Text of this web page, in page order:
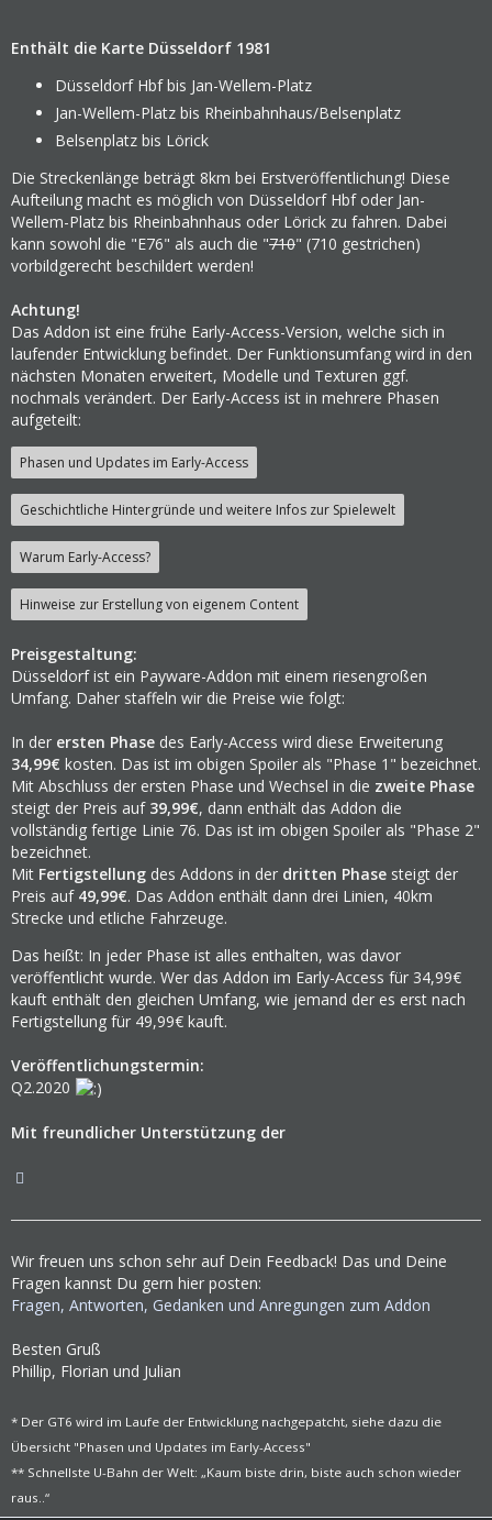
Enthält die Karte Düsseldorf 1981
Düsseldorf Hbf bis Jan-Wellem-Platz
Jan-Wellem-Platz bis Rheinbahnhaus/Belsenplatz
Belsenplatz bis Lörick
Die Streckenlänge beträgt 8km bei Erstveröffentlichung! Diese
Aufteilung macht es möglich von Düsseldorf Hbf oder Jan-
Wellem-Platz bis Rheinbahnhaus oder Lörick zu fahren. Dabei
kann sowohl die "E76" als auch die "710" (710 gestrichen)
vorbildgerecht beschildert werden!
Achtung!
Das Addon ist eine frühe Early-Access-Version, welche sich in
laufender Entwicklung befindet. Der Funktionsumfang wird in den
nächsten Monaten erweitert, Modelle und Texturen ggf.
nochmals verändert. Der Early-Access ist in mehrere Phasen
aufgeteilt:
Phasen und Updates im Early-Access
Geschichtliche Hintergründe und weitere Infos zur Spielewelt
Warum Early-Access?
Hinweise zur Erstellung von eigenem Content
Preisgestaltung:
Düsseldorf ist ein Payware-Addon mit einem riesengroßen
Umfang. Daher staffeln wir die Preise wie folgt:
In der ersten Phase des Early-Access wird diese Erweiterung
34,99€ kosten. Das ist im obigen Spoiler als "Phase 1" bezeichnet.
Mit Abschluss der ersten Phase und Wechsel in die zweite Phase
steigt der Preis auf 39,99€, dann enthält das Addon die
vollständig fertige Linie 76. Das ist im obigen Spoiler als "Phase 2"
bezeichnet.
Mit Fertigstellung des Addons in der dritten Phase steigt der
Preis auf 49,99€. Das Addon enthält dann drei Linien, 40km
Strecke und etliche Fahrzeuge.
Das heißt: In jeder Phase ist alles enthalten, was davor
veröffentlicht wurde. Wer das Addon im Early-Access für 34,99€
kauft enthält den gleichen Umfang, wie jemand der es erst nach
Fertigstellung für 49,99€ kauft.
Veröffentlichungstermin:
Q2.2020
Mit freundlicher Unterstützung der
Wir freuen uns schon sehr auf Dein Feedback! Das und Deine
Fragen kannst Du gern hier posten:
Fragen, Antworten, Gedanken und Anregungen zum Addon
Besten Gruß
Phillip, Florian und Julian
* Der GT6 wird im Laufe der Entwicklung nachgepatcht, siehe dazu die
Übersicht "Phasen und Updates im Early-Access"
** Schnellste U-Bahn der Welt: „Kaum biste drin, biste auch schon wieder
raus..“